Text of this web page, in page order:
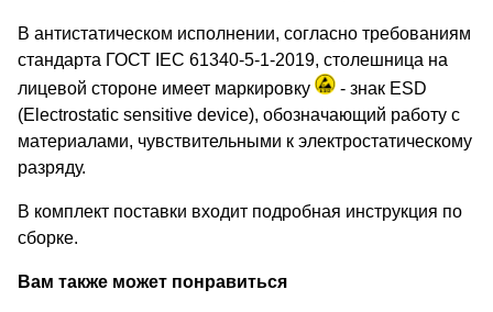
В антистатическом исполнении, согласно требованиям
стандарта ГОСТ IEC 61340-5-1-2019, столешница на
лицевой стороне имеет маркировку
- знак ESD
(Electrostatic sensitive device), обозначающий работу с
материалами, чувствительными к электростатическому
разряду.
В комплект поставки входит подробная инструкция по
сборке.
Вам также может понравиться